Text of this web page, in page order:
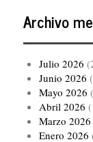
Archivo
Julio 2026
Junio 2026
Mayo 2026
Abril 2026
Marzo 2026
Enero 2026